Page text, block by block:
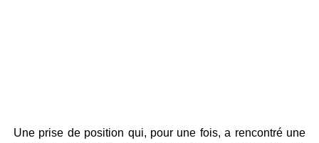
Une prise de position qui, pour une fois, a rencontré une